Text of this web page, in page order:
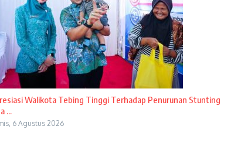
Walikota Tebing Tinggi Terhadap Penurunan Stunting
...
6 Agustus 2026